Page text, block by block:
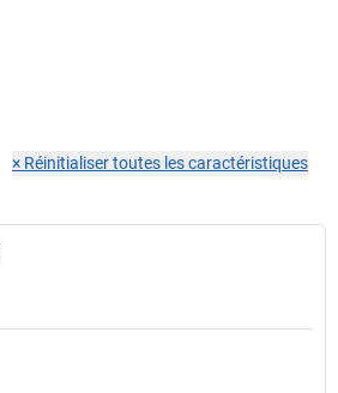
× Réinitialiser toutes les caractéristiques